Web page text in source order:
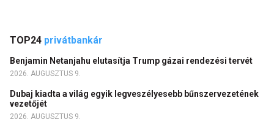
TOP24 privátbankár
Benjamin Netanjahu elutasítja Trump gázai rendezési tervét
2026. AUGUSZTUS 9.
Dubaj kiadta a világ egyik legveszélyesebb bűnszervezetének
vezetőjét
2026. AUGUSZTUS 9.